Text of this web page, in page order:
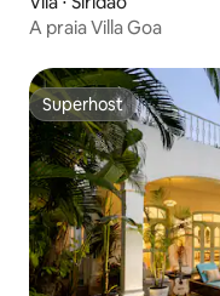
A praia Villa Goa
Superhost
Superhost